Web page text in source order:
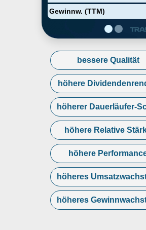
Gewinnw. (TTM)
bessere Qualität
höhere
höherer Dauerläufer-
höhere Relative
höhere
höheres
höheres